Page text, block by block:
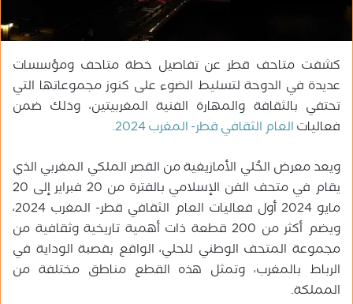
و
ن
ي
ا
كشفت متاحف قطر عن تفاصيل خطة متاحف ومؤسسات
عديدة في الدوحة لتسليط الضوء على كنوز مجموعاتها التي
تحتفي بالثقافة والمهارة الفنية المغربيتين، وذلك ضمن
فعالياتالعام الثقافي قطر- المغرب 2024.
ويعد معرض الحُلي الأمازيغية من القصر الملكي المغربي الذي
يقام في متحف الفن الإسلامي بالفترة من 20 فبراير إلى 20
مايو 2024 أول فعاليات العام الثقافي قطر- المغرب 2024،
ويضم أكثر من 200 قطعة ذات أهمية تاريخية وثقافية من
مجموعة المتحف الوطني للحلي، الواقع بقصبة الوداية في
الرباط بالمغرب، وتمثل هذه القطع مناطق مختلفة من
المملكة.